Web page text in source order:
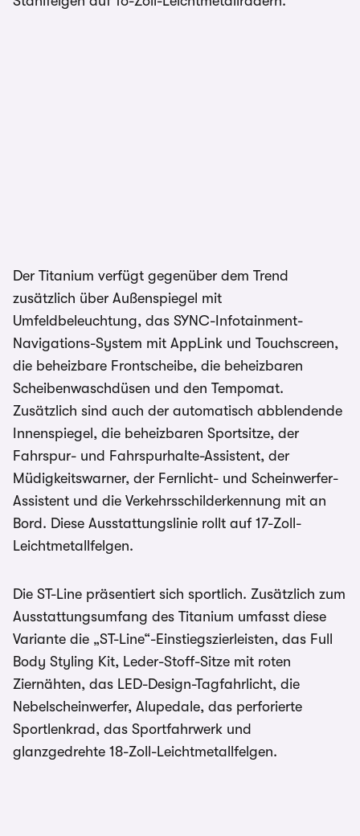
Der Titanium verfügt gegenüber dem Trend
zusätzlich über Außenspiegel mit
Umfeldbeleuchtung, das SYNC-Infotainment-
Navigations-System mit AppLink und Touchscreen,
die beheizbare Frontscheibe, die beheizbaren
Scheibenwaschdüsen und den Tempomat.
Zusätzlich sind auch der automatisch abblendende
Innenspiegel, die beheizbaren Sportsitze, der
Fahrspur- und Fahrspurhalte-Assistent, der
Müdigkeitswarner, der Fernlicht- und Scheinwerfer-
Assistent und die Verkehrsschilderkennung mit an
Bord. Diese Ausstattungslinie rollt auf 17-Zoll-
Leichtmetallfelgen.
Die ST-Line präsentiert sich sportlich. Zusätzlich zum
Ausstattungsumfang des Titanium umfasst diese
Variante die „ST-Line“-Einstiegszierleisten, das Full
Body Styling Kit, Leder-Stoff-Sitze mit roten
Ziernähten, das LED-Design-Tagfahrlicht, die
Nebelscheinwerfer, Alupedale, das perforierte
Sportlenkrad, das Sportfahrwerk und
glanzgedrehte 18-Zoll-Leichtmetallfelgen.